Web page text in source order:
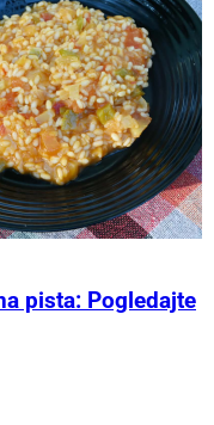
pista: Pogledajte